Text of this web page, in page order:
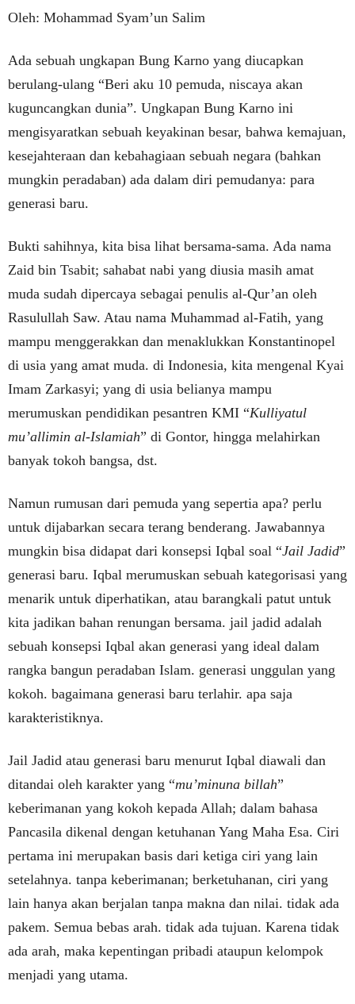
Oleh: Mohammad Syam’un Salim
Ada sebuah ungkapan Bung Karno yang diucapkan
berulang-ulang “Beri aku 10 pemuda, niscaya akan
kuguncangkan dunia”. Ungkapan Bung Karno ini
mengisyaratkan sebuah keyakinan besar, bahwa kemajuan,
kesejahteraan dan kebahagiaan sebuah negara (bahkan
mungkin peradaban) ada dalam diri pemudanya: para
generasi baru.
Bukti sahihnya, kita bisa lihat bersama-sama. Ada nama
Zaid bin Tsabit; sahabat nabi yang diusia masih amat
muda sudah dipercaya sebagai penulis al-Qur’an oleh
Rasulullah Saw. Atau nama Muhammad al-Fatih, yang
mampu menggerakkan dan menaklukkan Konstantinopel
di usia yang amat muda. di Indonesia, kita mengenal Kyai
Imam Zarkasyi; yang di usia belianya mampu
merumuskan pendidikan pesantren KMI “Kulliyatul
mu’allimin al-Islamiah” di Gontor, hingga melahirkan
banyak tokoh bangsa, dst.
Namun rumusan dari pemuda yang sepertia apa? perlu
untuk dijabarkan secara terang benderang. Jawabannya
mungkin bisa didapat dari konsepsi Iqbal soal “Jail Jadid”
generasi baru. Iqbal merumuskan sebuah kategorisasi yang
menarik untuk diperhatikan, atau barangkali patut untuk
kita jadikan bahan renungan bersama. jail jadid adalah
sebuah konsepsi Iqbal akan generasi yang ideal dalam
rangka bangun peradaban Islam. generasi unggulan yang
kokoh. bagaimana generasi baru terlahir. apa saja
karakteristiknya.
Jail Jadid atau generasi baru menurut Iqbal diawali dan
ditandai oleh karakter yang “mu’minuna billah”
keberimanan yang kokoh kepada Allah; dalam bahasa
Pancasila dikenal dengan ketuhanan Yang Maha Esa. Ciri
pertama ini merupakan basis dari ketiga ciri yang lain
setelahnya. tanpa keberimanan; berketuhanan, ciri yang
lain hanya akan berjalan tanpa makna dan nilai. tidak ada
pakem. Semua bebas arah. tidak ada tujuan. Karena tidak
ada arah, maka kepentingan pribadi ataupun kelompok
menjadi yang utama.